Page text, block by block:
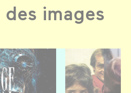
images